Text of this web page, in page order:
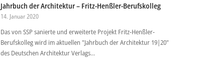
Jahrbuch der Architektur – Fritz-Henßler-Berufskolleg
14. Januar 2020
Das von SSP sanierte und erweiterte Projekt Fritz-Henßler-
Berufskolleg wird im aktuellen "Jahrbuch der Architektur 19|20"
des Deutschen Architektur Verlags…